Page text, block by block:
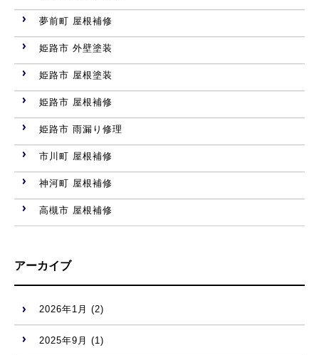
夢前町 屋根補修
姫路市 外壁塗装
姫路市 屋根塗装
姫路市 屋根補修
姫路市 雨漏り修理
市川町 屋根補修
神河町 屋根補修
高槻市 屋根補修
アーカイブ
2026年1月 (2)
2025年9月 (1)